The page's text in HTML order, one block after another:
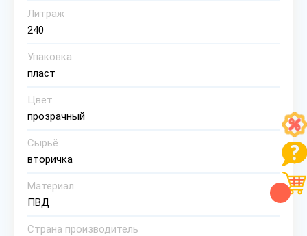
Литраж
240
Упаковка
пласт
Цвет
прозрачный
Сырьё
вторичка
Материал
ПВД
Страна производитель